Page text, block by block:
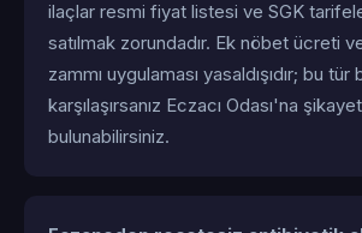
ilaçlar resmi fiyat listesi ve SGK
satılmak zorundadır. Ek nöbet ücreti
zammı uygulaması yasaldışıdır; bu tür
karşılaşırsanız Eczacı Odası'na
bulunabilirsiniz.